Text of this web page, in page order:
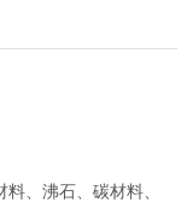
、沸石、碳材料、